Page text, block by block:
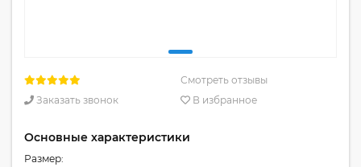
Смотреть отзывы
Заказать звонок
В избранное
Основные характеристики
Размер: